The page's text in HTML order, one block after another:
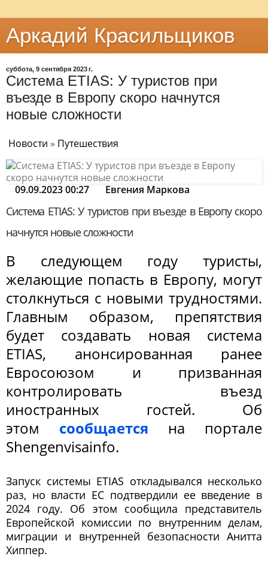
Аркадий Красильщиков
суббота, 9 сентября 2023 г.
Система ETIAS: У туристов при
въезде в Европу скоро начнутся
новые сложности
Новости » Путешествия
09.09.2023 00:27 Евгения Маркова
Система ETIAS: У туристов при въезде в Европу скоро
начнутся новые сложности
В следующем году туристы,
желающие попасть в Европу, могут
столкнуться с новыми трудностями.
Главным образом, препятствия
будет создавать новая система
ETIAS, анонсированная ранее
Евросоюзом и призванная
контролировать въезд
иностранных гостей. Об
этом
сообщается
на портале
Shengenvisainfo.
Запуск системы ETIAS откладывался несколько
раз, но власти ЕС подтвердили ее введение в
2024 году. Об этом сообщила представитель
Европейской комиссии по внутренним делам,
миграции и внутренней безопасности Анитта
Хиппер.